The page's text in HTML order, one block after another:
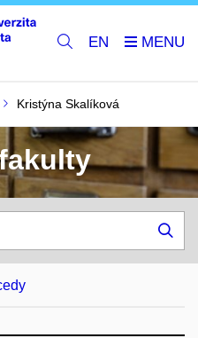
EN
Kristýna Skalíková